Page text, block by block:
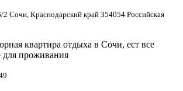
2 Сочи, Краснодарский край 354054 Российская
квартира отдыха в Сочи, ест все
для проживания